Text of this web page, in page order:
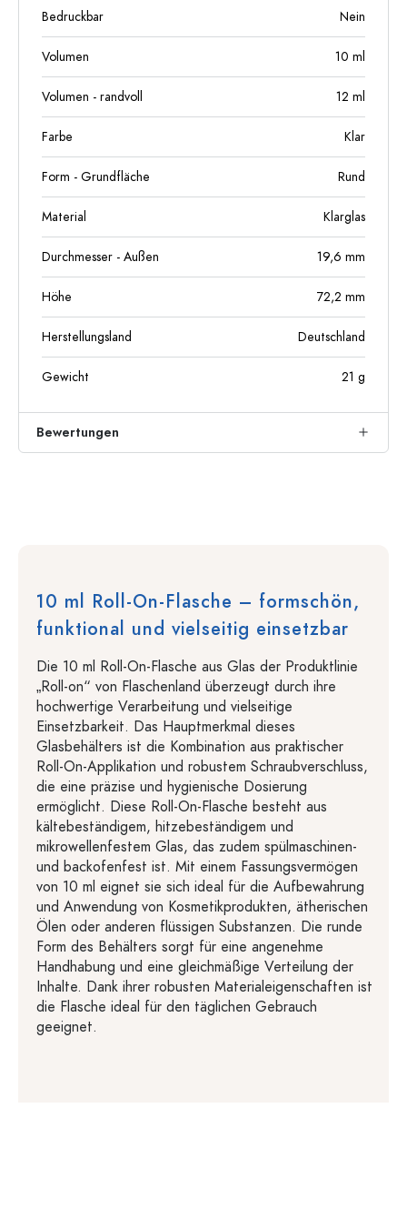
Bedruckbar Nein
Volumen 10 ml
Volumen - randvoll 12 ml
Farbe Klar
Form - Grundfläche Rund
Material Klarglas
Durchmesser - Außen 19,6 mm
Höhe 72,2 mm
Herstellungsland Deutschland
Gewicht 21 g
Bewertungen
10 ml Roll-On-Flasche – formschön,
funktional und vielseitig einsetzbar
Die 10 ml Roll-On-Flasche aus Glas der Produktlinie
„Roll-on“ von Flaschenland überzeugt durch ihre
hochwertige Verarbeitung und vielseitige
Einsetzbarkeit. Das Hauptmerkmal dieses
Glasbehälters ist die Kombination aus praktischer
Roll-On-Applikation und robustem Schraubverschluss,
die eine präzise und hygienische Dosierung
ermöglicht. Diese Roll-On-Flasche besteht aus
kältebeständigem, hitzebeständigem und
mikrowellenfestem Glas, das zudem spülmaschinen-
und backofenfest ist. Mit einem Fassungsvermögen
von 10 ml eignet sie sich ideal für die Aufbewahrung
und Anwendung von Kosmetikprodukten, ätherischen
Ölen oder anderen flüssigen Substanzen. Die runde
Form des Behälters sorgt für eine angenehme
Handhabung und eine gleichmäßige Verteilung der
Inhalte. Dank ihrer robusten Materialeigenschaften ist
die Flasche ideal für den täglichen Gebrauch
geeignet.